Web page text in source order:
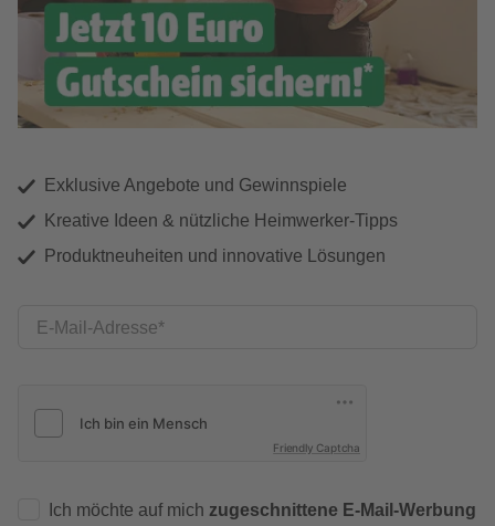
Exklusive Angebote und Gewinnspiele
Kreative Ideen & nützliche Heimwerker-Tipps
Produktneuheiten und innovative Lösungen
E-Mail-Adresse
Friendly Captcha
Ich möchte auf mich zugeschnittene E-Mail-Werbung